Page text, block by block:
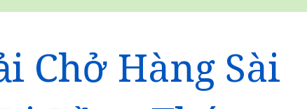
Chở Hàng Sài